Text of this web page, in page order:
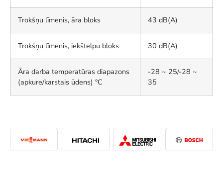
Trokšņu līmenis, āra bloks 43 dB(A)
Trokšņu līmenis, iekštelpu bloks 30 dB(A)
Āra darba temperatūras diapazons
(apkure/karstais ūdens) °C
-28 ~ 25/-28 ~
35